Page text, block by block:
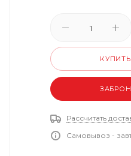
Рассчитать
Самовывоз -